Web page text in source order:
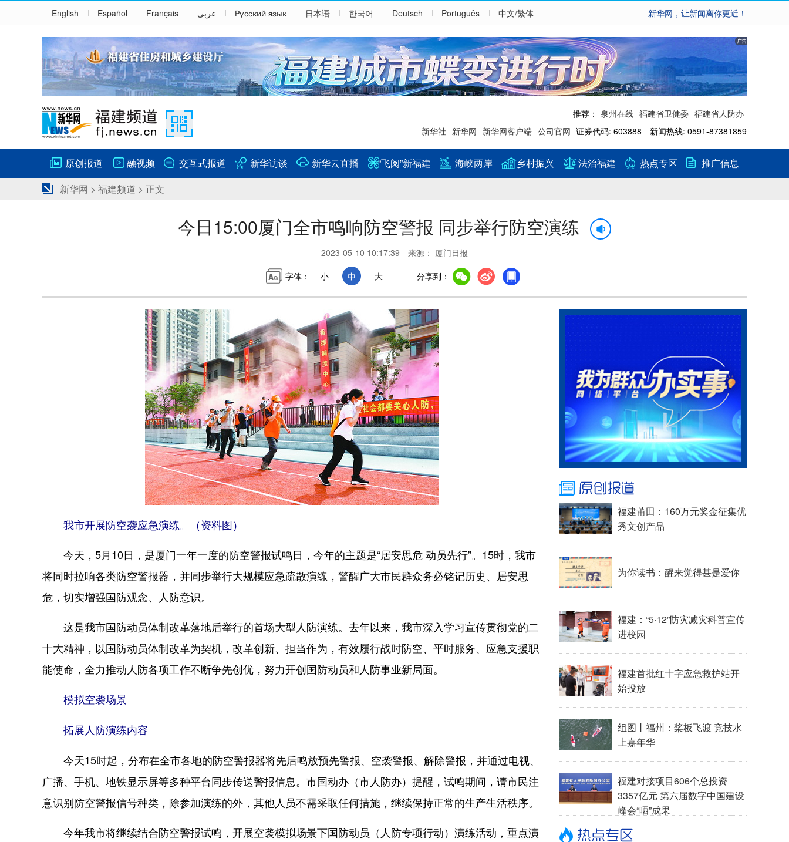
English Español Français عربى Русский язык 日本语 한국어 Deutsch Português 中文/繁体 新华网，让新闻离你更近！
推荐： 泉州在线 福建省卫健委 福建省人防办
新华社 新华网 新华网客户端 公司官网 证券代码: 603888 新闻热线: 0591-87381859
原创报道 融视频 交互式报道 新华访谈 新华云直播 “飞阅”新福建 海峡两岸 乡村振兴 法治福建 热点专区
推广信息
新华网 > 福建频道 > 正文
今日15:00厦门全市鸣响防空警报 同步举行防空演练
2023-05-10 10:17:39 来源： 厦门日报
字体：
小 中 大 分享到：
我市开展防空袭应急演练。（资料图）
今天，5月10日，是厦门一年一度的防空警报试鸣日，今年的主题是“居安思危 动员先行”。15时，我市
将同时拉响各类防空警报器，并同步举行大规模应急疏散演练，警醒广大市民群众务必铭记历史、居安思
危，切实增强国防观念、人防意识。
这是我市国防动员体制改革落地后举行的首场大型人防演练。去年以来，我市深入学习宣传贯彻党的二
十大精神，以国防动员体制改革为契机，改革创新、担当作为，有效履行战时防空、平时服务、应急支援职
能使命，全力推动人防各项工作不断争先创优，努力开创国防动员和人防事业新局面。
模拟空袭场景
拓展人防演练内容
今天15时起，分布在全市各地的防空警报器将先后鸣放预先警报、空袭警报、解除警报，并通过电视、
广播、手机、地铁显示屏等多种平台同步传送警报信息。市国动办（市人防办）提醒，试鸣期间，请市民注
意识别防空警报信号种类，除参加演练的外，其他人员不需采取任何措施，继续保持正常的生产生活秩序。
今年我市将继续结合防空警报试鸣，开展空袭模拟场景下国防动员（人防专项行动）演练活动，重点演
福建莆田：160万元奖金征集优
秀文创产品
为你读书：醒来觉得甚是爱你
福建：“5·12”防灾减灾科普宣传
进校园
福建首批红十字应急救护站开
始投放
组图丨福州：桨板飞渡 竞技水
上嘉年华
福建对接项目606个总投资
3357亿元 第六届数字中国建设
峰会“晒”成果